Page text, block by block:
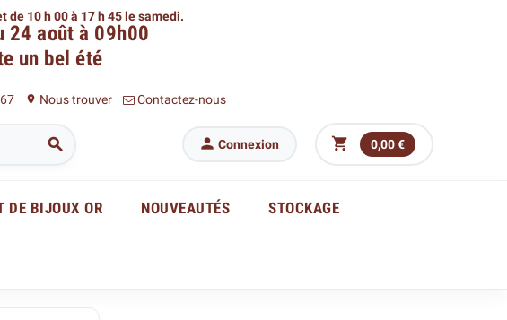
de 10 h 00 à 17 h 45 le samedi.
24 août à 09h00
un bel été
place Nous trouver Contactez-nous
  Connexion  0,00 €
DE BIJOUX OR NOUVEAUTÉS STOCKAGE